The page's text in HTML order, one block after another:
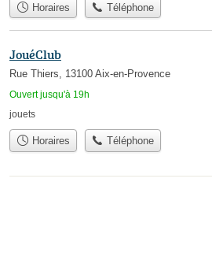
Horaires Téléphone
JouéClub
Rue Thiers, 13100 Aix-en-Provence
Ouvert jusqu'à 19h
jouets
Horaires Téléphone